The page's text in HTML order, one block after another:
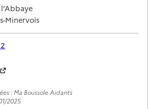
Minervois
: Ma Boussole Aidants
2025